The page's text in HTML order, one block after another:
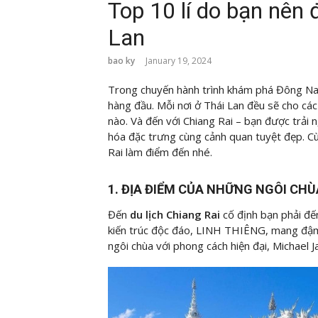
Top 10 lí do bạn nên
Lan
bao ky January 19, 2024
Trong chuyến hành trình khám phá Đông
hàng đầu. Mỗi nơi ở Thái Lan đều sẽ cho
nào. Và đến với Chiang Rai – bạn được
hóa đặc trưng cùng cảnh quan tuyệt đẹp.
Rai làm điểm đến nhé.
1. ĐỊA ĐIỂM CỦA NHỮNG NGÔI
Đến du lịch Chiang Rai cố định bạn phải
kiến trúc độc đáo, LINH THIÊNG, mang
ngôi chùa với phong cách hiện đại, Michael